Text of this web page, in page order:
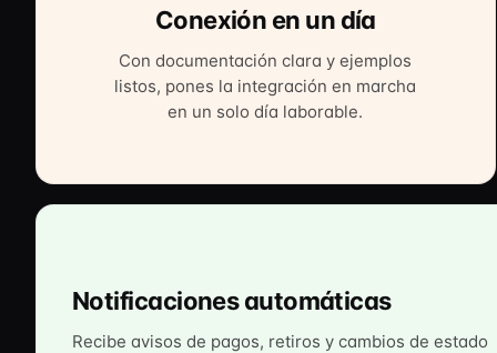
Conexión en un día
Con documentación clara y ejemplos
listos, pones la integración en marcha
en un solo día laborable.
Notificaciones automáticas
Recibe avisos de pagos, retiros y cambios de estado